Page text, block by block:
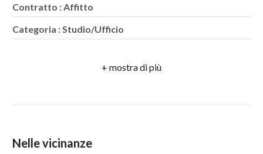
Contratto : Affitto
Categoria : Studio/Ufficio
Comune : San Giorgio a Cremano
Locali : 4
Nelle vicinanze
Qualsiasi
4